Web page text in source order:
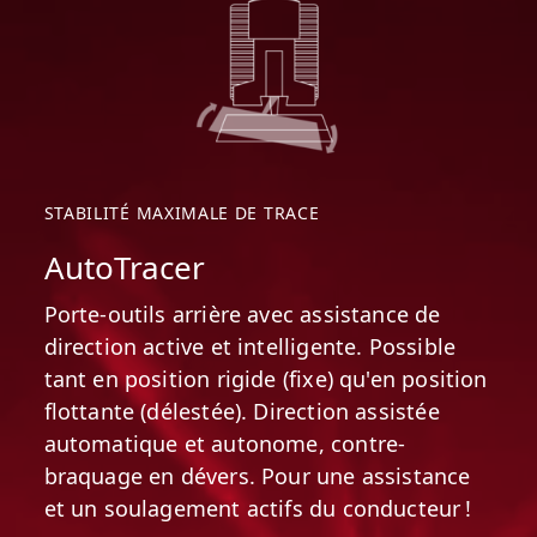
le rend extrêmement efficace,
économique et 20 % plus silencieux. En
montée, le moteur entraîne les
alternateurs et les moteurs de
propulsion ainsi que les pompes
l'énergie permet aux moteurs
d'alternateurs et d'apporter leur
soutien au moteur pour l'entraînement
des pompes hydrauliques via la boîte
de transfert. Cela diminue la charge du
moteur et réduit nettement la
consommation de carburant.
Point de service optimal
Avec le PistenBully 600 E+, le
STABILITÉ MAXIMALE DE TRACE
AutoTracer
Porte-outils arrière avec assistance de
direction active et intelligente. Possible
tant en position rigide (fixe) qu'en position
flottante (délestée). Direction assistée
automatique et autonome, contre-
braquage en dévers. Pour une assistance
et un soulagement actifs du conducteur !